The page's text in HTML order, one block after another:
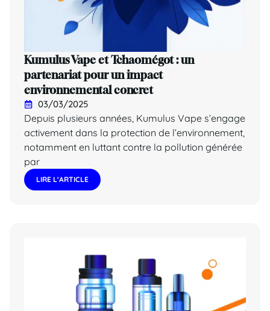
Kumulus Vape et Tchaomégot : un
partenariat pour un impact
environnemental concret
03/03/2025
Depuis plusieurs années, Kumulus Vape s’engage
activement dans la protection de l’environnement,
notamment en luttant contre la pollution générée
par
LIRE L'ARTICLE